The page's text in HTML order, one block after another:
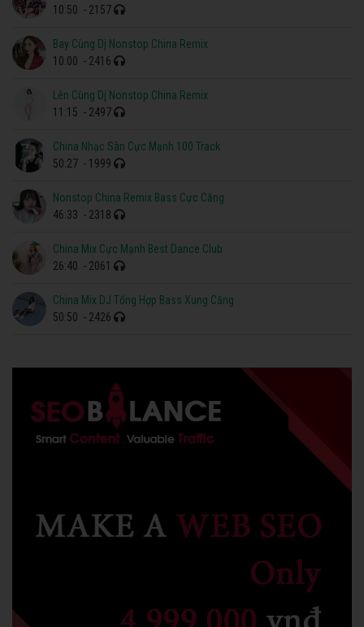
10:50 - 2157
Bay Cùng Dj Nonstop China Remix
10:00 - 2416
Lên Cùng Dj Nonstop China Remix
11:15 - 2497
China Nhạc Sàn Cực Mạnh 100 Track
50:27 - 1999
Nonstop China Remix Bass Cực Căng
46:33 - 2318
China Mix Cực Mạnh Best Dance Club
26:40 - 2061
China Mix DJ Tổng Hợp Bass Xung Căng
50:50 - 2426